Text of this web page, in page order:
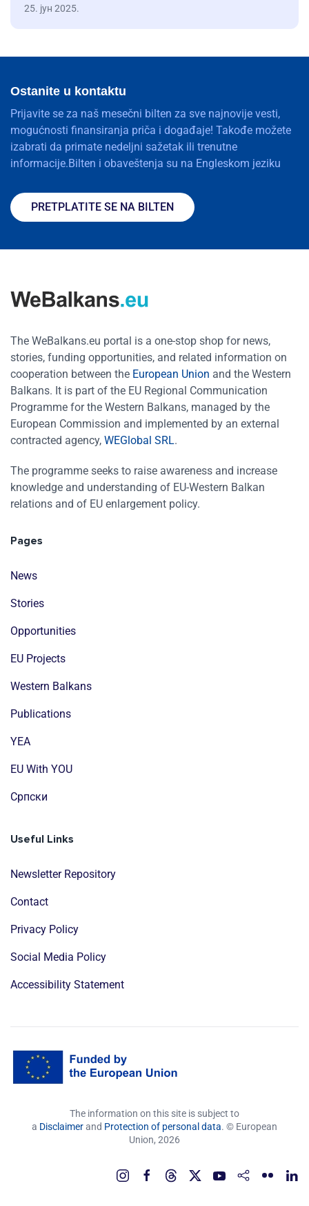
25. јун 2025.
Ostanite u kontaktu
Prijavite se za naš mesečni bilten za sve najnovije vesti,
mogućnosti finansiranja priča i događaje! Takođe možete
izabrati da primate nedeljni sažetak ili trenutne
informacije.Bilten i obaveštenja su na Engleskom jeziku
PRETPLATITE SE NA BILTEN
The WeBalkans.eu portal is a one-stop shop for news,
stories, funding opportunities, and related information on
cooperation between the European Union and the Western
Balkans. It is part of the EU Regional Communication
Programme for the Western Balkans, managed by the
European Commission and implemented by an external
contracted agency, WEGlobal SRL.
The programme seeks to raise awareness and increase
knowledge and understanding of EU-Western Balkan
relations and of EU enlargement policy.
Pages
News
Stories
Opportunities
EU Projects
Western Balkans
Publications
YEA
EU With YOU
Cрпски
Useful Links
Newsletter Repository
Contact
Privacy Policy
Social Media Policy
Accessibility Statement
The information on this site is subject to
a Disclaimerand Protection of personal data. © European
Union, 2026